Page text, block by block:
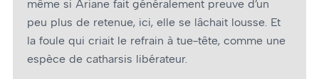
même si Ariane fait généralement preuve d’un
peu plus de retenue, ici, elle se lâchait lousse. Et
la foule qui criait le refrain à tue-tête, comme une
espèce de catharsis libérateur.